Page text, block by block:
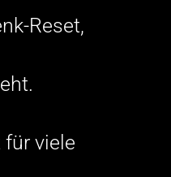
Reset,
viele